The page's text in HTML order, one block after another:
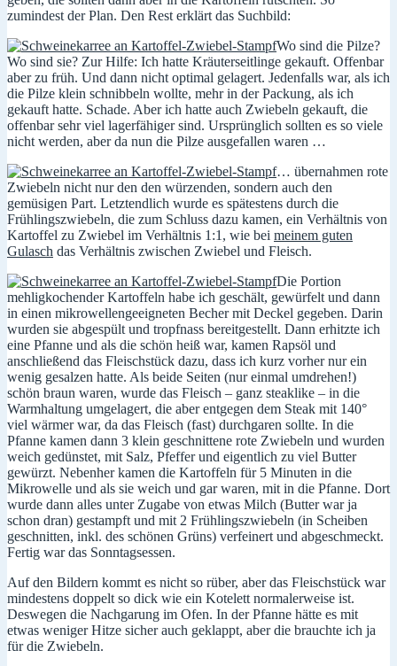
zumindest der Plan. Den Rest erklärt das Suchbild:
Wo sind die Pilze?
Wo sind sie? Zur Hilfe: Ich hatte Kräuterseitlinge gekauft. Offenbar
aber zu früh. Und dann nicht optimal gelagert. Jedenfalls war, als ich
die Pilze klein schnibbeln wollte, mehr in der Packung, als ich
gekauft hatte. Schade. Aber ich hatte auch Zwiebeln gekauft, die
offenbar sehr viel lagerfähiger sind. Ursprünglich sollten es so viele
nicht werden, aber da nun die Pilze ausgefallen waren …
… übernahmen rote
Zwiebeln nicht nur den den würzenden, sondern auch den
gemüsigen Part. Letztendlich wurde es spätestens durch die
Frühlingszwiebeln, die zum Schluss dazu kamen, ein Verhältnis von
Kartoffel zu Zwiebel im Verhältnis 1:1, wie bei meinem guten
Gulasch das Verhältnis zwischen Zwiebel und Fleisch.
Die Portion
mehligkochender Kartoffeln habe ich geschält, gewürfelt und dann
in einen mikrowellengeeigneten Becher mit Deckel gegeben. Darin
wurden sie abgespült und tropfnass bereitgestellt. Dann erhitzte ich
eine Pfanne und als die schön heiß war, kamen Rapsöl und
anschließend das Fleischstück dazu, dass ich kurz vorher nur ein
wenig gesalzen hatte. Als beide Seiten (nur einmal umdrehen!)
schön braun waren, wurde das Fleisch – ganz steaklike – in die
Warmhaltung umgelagert, die aber entgegen dem Steak mit 140°
viel wärmer war, da das Fleisch (fast) durchgaren sollte. In die
Pfanne kamen dann 3 klein geschnittene rote Zwiebeln und wurden
weich gedünstet, mit Salz, Pfeffer und eigentlich zu viel Butter
gewürzt. Nebenher kamen die Kartoffeln für 5 Minuten in die
Mikrowelle und als sie weich und gar waren, mit in die Pfanne. Dort
wurde dann alles unter Zugabe von etwas Milch (Butter war ja
schon dran) gestampft und mit 2 Frühlingszwiebeln (in Scheiben
geschnitten, inkl. des schönen Grüns) verfeinert und abgeschmeckt.
Fertig war das Sonntagsessen.
Auf den Bildern kommt es nicht so rüber, aber das Fleischstück war
mindestens doppelt so dick wie ein Kotelett normalerweise ist.
Deswegen die Nachgarung im Ofen. In der Pfanne hätte es mit
etwas weniger Hitze sicher auch geklappt, aber die brauchte ich ja
für die Zwiebeln.